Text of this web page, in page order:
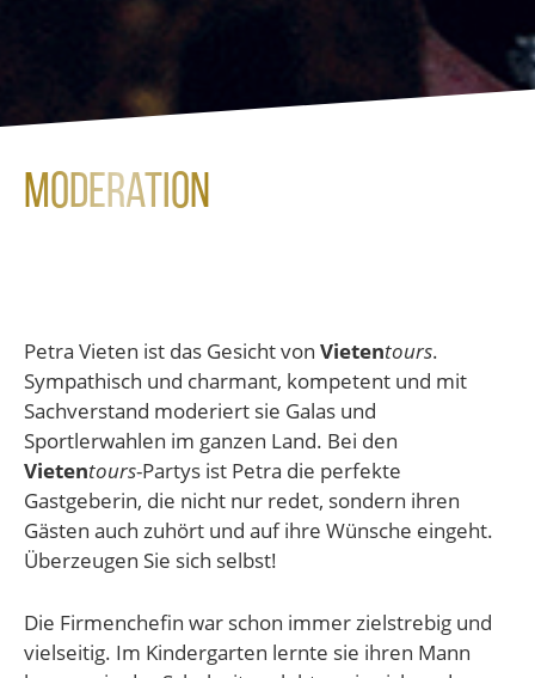
Moderation
Petra Vieten ist das Gesicht von Vietentours.
Sympathisch und charmant, kompetent und mit
Sachverstand moderiert sie Galas und
Sportlerwahlen im ganzen Land. Bei den
Vietentours-Partys ist Petra die perfekte
Gastgeberin, die nicht nur redet, sondern ihren
Gästen auch zuhört und auf ihre Wünsche eingeht.
Überzeugen Sie sich selbst!
Die Firmenchefin war schon immer zielstrebig und
vielseitig. Im Kindergarten lernte sie ihren Mann